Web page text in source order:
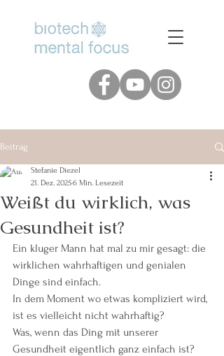
Beitrag
Weißt du wirklich, was
Gesundheit ist?
Stefanie Diezel
21. Dez. 20256 Min. Lesezeit
Ein kluger Mann hat mal zu mir gesagt: die
wirklichen wahrhaftigen und genialen
Dinge sind einfach.
In dem Moment wo etwas kompliziert wird,
ist es vielleicht nicht wahrhaftig?
Was, wenn das Ding mit unserer
Gesundheit eigentlich ganz einfach ist?